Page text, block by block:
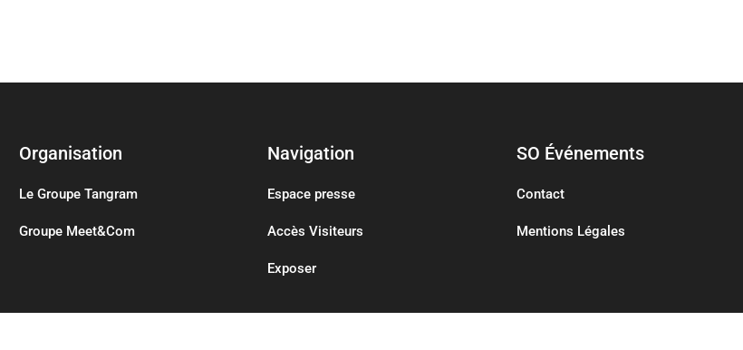
Organisation
Le Groupe Tangram
Groupe Meet&Com
Navigation
Espace presse
Accès Visiteurs
Exposer
SO Événements
Contact
Mentions Légales